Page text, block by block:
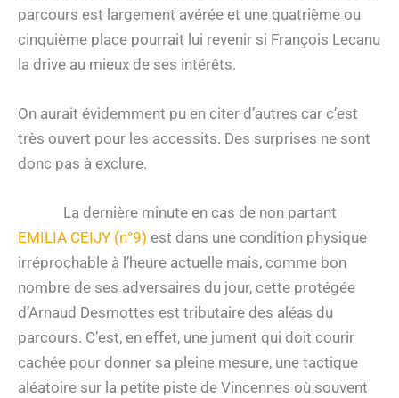
parcours est largement avérée et une quatrième ou
cinquième place pourrait lui revenir si François Lecanu
la drive au mieux de ses intérêts.
On aurait évidemment pu en citer d’autres car c’est
très ouvert pour les accessits. Des surprises ne sont
donc pas à exclure.
La dernière minute en cas de non partant
EMILIA CEIJY (n°9) est dans une condition physique
irréprochable à l’heure actuelle mais, comme bon
nombre de ses adversaires du jour, cette protégée
d’Arnaud Desmottes est tributaire des aléas du
parcours. C’est, en effet, une jument qui doit courir
cachée pour donner sa pleine mesure, une tactique
aléatoire sur la petite piste de Vincennes où souvent